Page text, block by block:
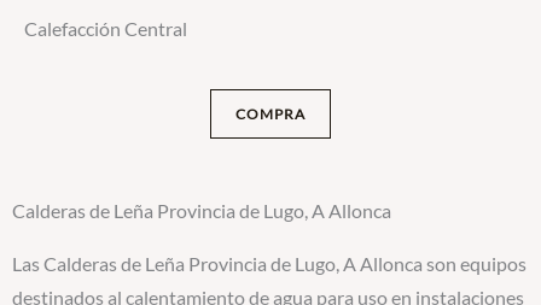
Calefacción Central
COMPRA
Calderas de Leña Provincia de Lugo, A Allonca
Las Calderas de Leña Provincia de Lugo, A Allonca son equipos
destinados al calentamiento de agua para uso en instalaciones